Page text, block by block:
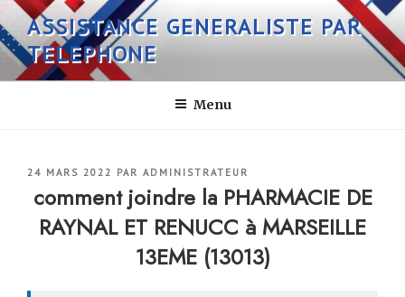
Aller
au
contenu
principal
ASSISTANCE GENERALISTE PAR
TELEPHONE
Menu
PUBLIÉ
24 MARS 2022 PAR ADMINISTRATEUR
comment joindre la PHARMACIE DE
RAYNAL ET RENUCC à MARSEILLE
13EME (13013)